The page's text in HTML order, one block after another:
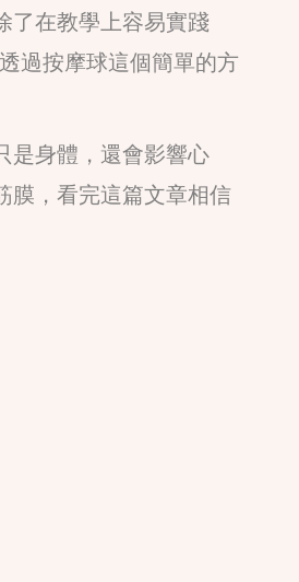
了在教學上容易實踐
過按摩球這個簡單的方
是身體，還會影響心
膜，看完這篇文章相信